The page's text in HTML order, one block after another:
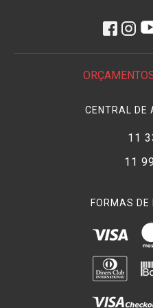
suporte não acompanha a
VW-VBG6 diretamente ou se
CENTRAL DE
11
11
FORMAS